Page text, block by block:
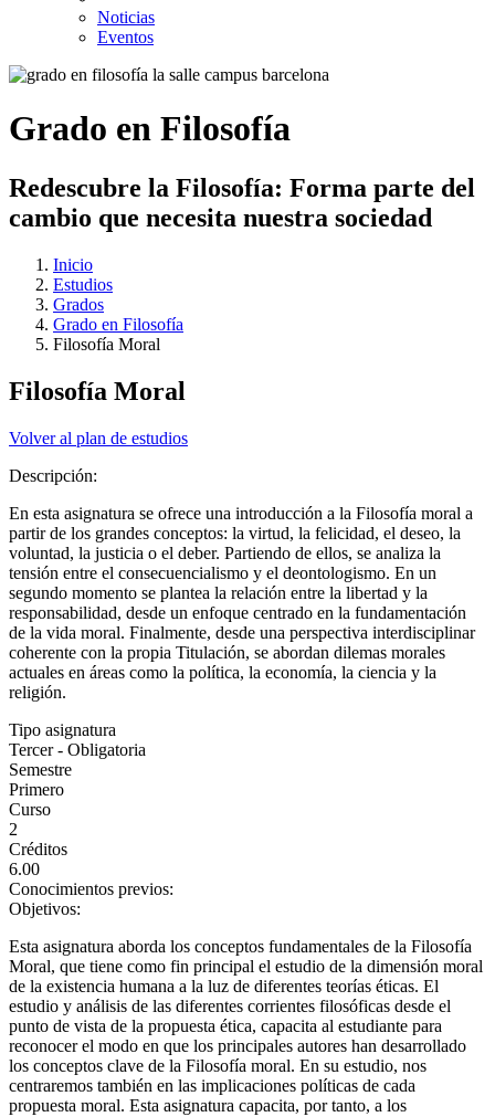
Noticias
Eventos
Grado en Filosofía
Redescubre la Filosofía: Forma parte del
cambio que necesita nuestra sociedad
Inicio
Estudios
Grados
Grado en Filosofía
Filosofía Moral
Filosofía Moral
Volver al plan de estudios
Descripción:
En esta asignatura se ofrece una introducción a la Filosofía moral a
partir de los grandes conceptos: la virtud, la felicidad, el deseo, la
voluntad, la justicia o el deber. Partiendo de ellos, se analiza la
tensión entre el consecuencialismo y el deontologismo. En un
segundo momento se plantea la relación entre la libertad y la
responsabilidad, desde un enfoque centrado en la fundamentación
de la vida moral. Finalmente, desde una perspectiva interdisciplinar
coherente con la propia Titulación, se abordan dilemas morales
actuales en áreas como la política, la economía, la ciencia y la
religión.
Tipo asignatura
Tercer - Obligatoria
Semestre
Primero
Curso
2
Créditos
6.00
Conocimientos previos:
Objetivos:
Esta asignatura aborda los conceptos fundamentales de la Filosofía
Moral, que tiene como fin principal el estudio de la dimensión moral
de la existencia humana a la luz de diferentes teorías éticas. El
estudio y análisis de las diferentes corrientes filosóficas desde el
punto de vista de la propuesta ética, capacita al estudiante para
reconocer el modo en que los principales autores han desarrollado
los conceptos clave de la Filosofía moral. En su estudio, nos
centraremos también en las implicaciones políticas de cada
propuesta moral. Esta asignatura capacita, por tanto, a los